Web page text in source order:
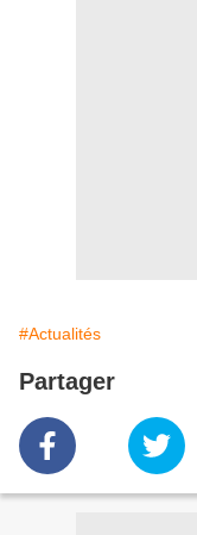
#Actualités
Partager